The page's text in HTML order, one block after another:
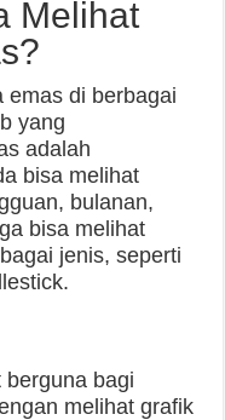
Melihat
emas di berbagai
yang
adalah
bisa melihat
bulanan,
bisa melihat
jenis, seperti
bagi
melihat grafik